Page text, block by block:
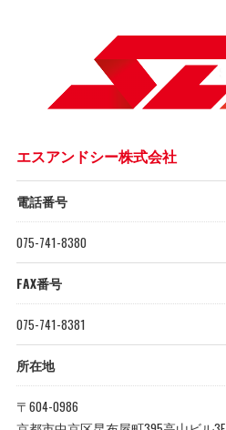
エスアンドシー株式会社
電話番号
075-741-8380
FAX番号
075-741-8381
所在地
〒604-0986